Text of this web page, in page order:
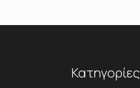
Κατηγορίες